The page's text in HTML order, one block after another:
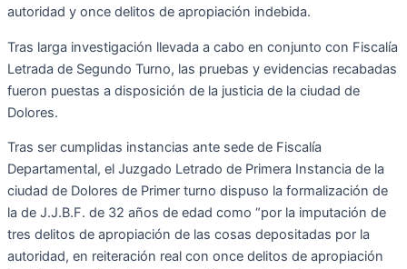
autoridad y once delitos de apropiación indebida.
Tras larga investigación llevada a cabo en conjunto con Fiscalía
Letrada de Segundo Turno, las pruebas y evidencias recabadas
fueron puestas a disposición de la justicia de la ciudad de
Dolores.
Tras ser cumplidas instancias ante sede de Fiscalía
Departamental, el Juzgado Letrado de Primera Instancia de la
ciudad de Dolores de Primer turno dispuso la formalización de
la de J.J.B.F. de 32 años de edad como “por la imputación de
tres delitos de apropiación de las cosas depositadas por la
autoridad, en reiteración real con once delitos de apropiación